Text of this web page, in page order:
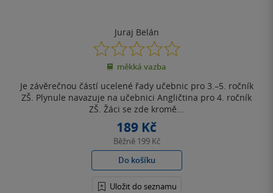
Juraj Belán
0.0
z
5
měkká vazba
Je závěrečnou částí ucelené řady učebnic pro 3.–5. ročník
ZŠ. Plynule navazuje na učebnici Angličtina pro 4. ročník
ZŠ. Žáci se zde kromě...
189 Kč
Běžně 199 Kč
Do košíku
Uložit do seznamu